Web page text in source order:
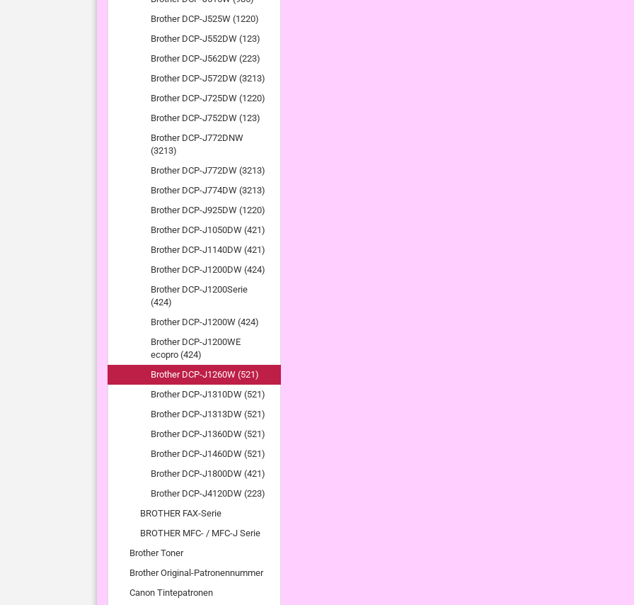
Brother DCP-J525W (1220)
Brother DCP-J552DW (123)
Brother DCP-J562DW (223)
Brother DCP-J572DW (3213)
Brother DCP-J725DW (1220)
Brother DCP-J752DW (123)
Brother DCP-J772DNW
(3213)
Brother DCP-J772DW (3213)
Brother DCP-J774DW (3213)
Brother DCP-J925DW (1220)
Brother DCP-J1050DW (421)
Brother DCP-J1140DW (421)
Brother DCP-J1200DW (424)
Brother DCP-J1200Serie
(424)
Brother DCP-J1200W (424)
Brother DCP-J1200WE
ecopro (424)
Brother DCP-J1260W (521)
Brother DCP-J1310DW (521)
Brother DCP-J1313DW (521)
Brother DCP-J1360DW (521)
Brother DCP-J1460DW (521)
Brother DCP-J1800DW (421)
Brother DCP-J4120DW (223)
BROTHER FAX-Serie
BROTHER MFC- / MFC-J Serie
Brother Toner
Brother Original-Patronennummer
Canon Tintepatronen